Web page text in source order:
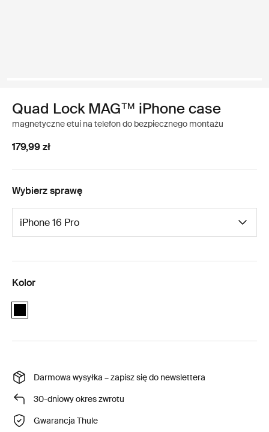
Quad Lock MAG™ iPhone case
magnetyczne etui na telefon do bezpiecznego montażu
179,99 zł
Wybierz sprawę
Kolor
Darmowa wysyłka – zapisz się do newslettera
30-dniowy okres zwrotu
Gwarancja Thule